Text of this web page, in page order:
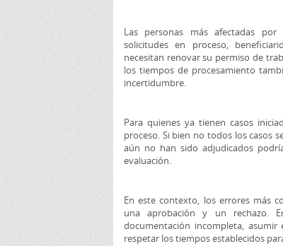
Las personas más afectadas
solicitudes en proceso,
necesitan renovar su permiso de
los tiempos de procesamiento
incertidumbre.
Para quienes ya tienen casos
proceso. Si bien no todos los casos
aún no han sido adjudicados
evaluación.
En este contexto, los errores más
una aprobación y un rechazo.
documentación incompleta,
respetar los tiempos establecidos